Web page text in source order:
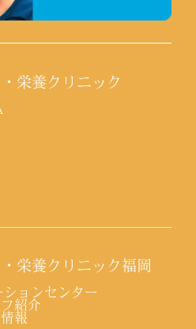
栄養クリニック
栄養クリニック福岡
ョンセンター
紹介
報